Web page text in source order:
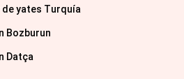
yates Turquía
Bozburun
Datça